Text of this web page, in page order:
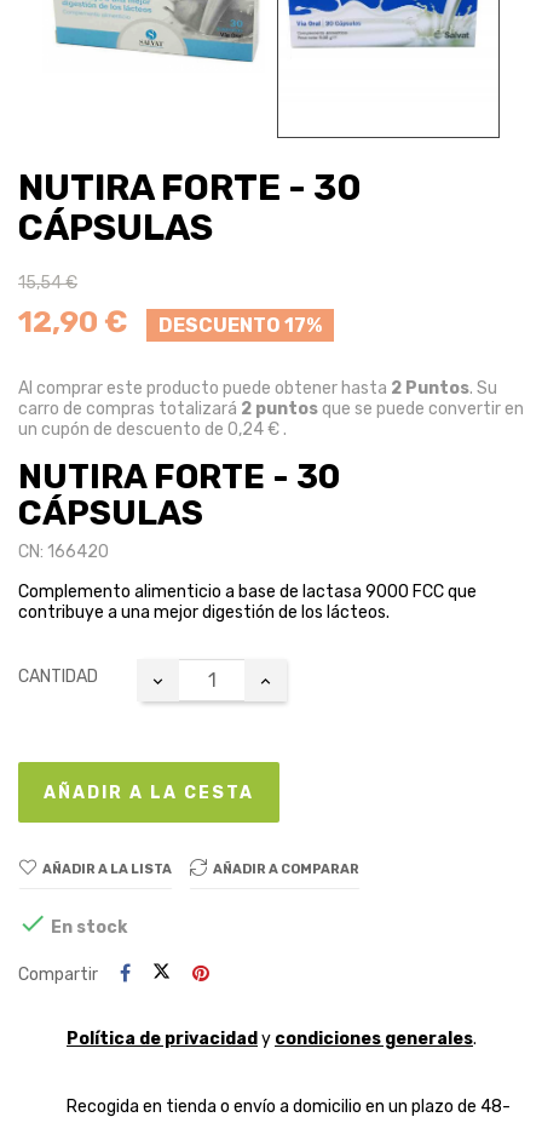
NUTIRA FORTE - 30
CÁPSULAS
15,54 €
12,90 € DESCUENTO 17%
Al comprar este producto puede obtener hasta 2 Puntos. Su
carro de compras totalizará 2 puntosque se puede convertir en
un cupón de descuento de 0,24 €.
NUTIRA FORTE - 30
CÁPSULAS
CN: 166420
Complemento alimenticio a base de lactasa 9000 FCC que
contribuye a una mejor digestión de los lácteos.
CANTIDAD
AÑADIR A LA CESTA
AÑADIR A LA LISTA AÑADIR A COMPARAR
 En stock
Compartir
Política de privacidad y condiciones generales.
Recogida en tienda o envío a domicilio en un plazo de 48-